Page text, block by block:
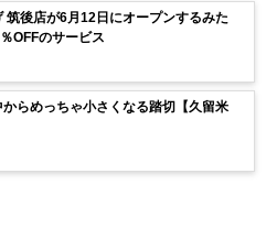
筑後店が6月12日にオープンするみた
OFFのサービス
からめっちゃ小さくなる踏切【久留米